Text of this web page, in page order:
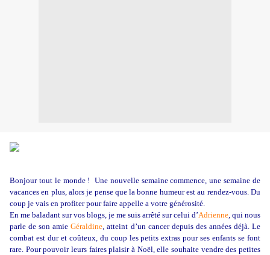
Bonjour tout le monde ! Une nouvelle semaine commence, une semaine de
vacances en plus, alors je pense que la bonne humeur est au rendez-vous. Du
coup je vais en profiter pour faire appelle a votre générosité.
En me baladant sur vos blogs, je me suis arrêté sur celui d’Adrienne, qui nous
parle de son amieGéraldine, atteint d’un cancer depuis des années déjà. Le
combat est dur et coûteux, du coup les petits extras pour ses enfants se font
rare. Pour pouvoir leurs faires plaisir à Noël, elle souhaite vendre des petites